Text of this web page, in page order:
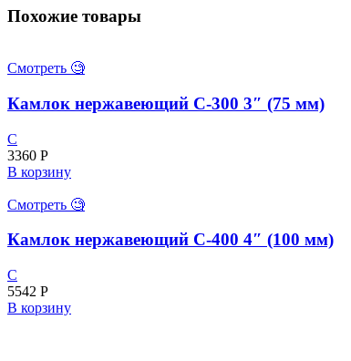
(65
Похожие товары
Смотреть 🧐
Камлок нержавеющий С-300 3″ (75 мм)
C
3360 Р
В корзину
Смотреть 🧐
Камлок нержавеющий С-400 4″ (100 мм)
C
5542 Р
В корзину